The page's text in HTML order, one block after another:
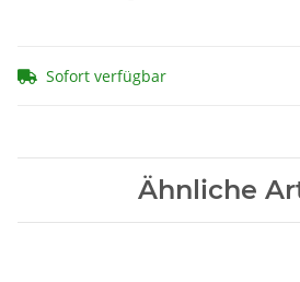
Sofort verfügbar
Ähnliche